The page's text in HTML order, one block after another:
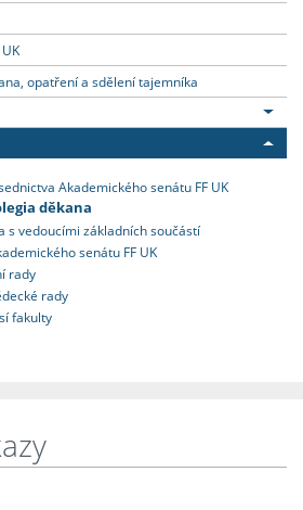
opatření a sdělení tajemníka
Akademického senátu FF UK
děkana
s vedoucími základních součástí
senátu FF UK
rady
rady
fakulty